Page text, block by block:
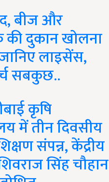
बीज और
दुकान खोलना
लाइसेंस,
सबकुछ..
कृषि
में तीन दिवसीय
संपन्न, केंद्रीय
सिंह चौहान